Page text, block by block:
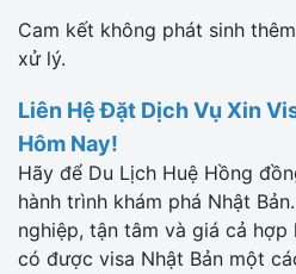
Cam kết không phát sinh
xử lý.
Liên Hệ Đặt Dịch Vụ Xin
Hôm Nay!
Hãy để Du Lịch Huệ Hồng
hành trình khám phá Nhật
nghiệp, tận tâm và giá cả
có được visa Nhật Bản một